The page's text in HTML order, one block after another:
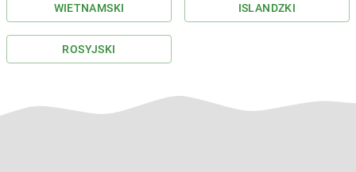
WIETNAMSKI ISLANDZKI
ROSYJSKI